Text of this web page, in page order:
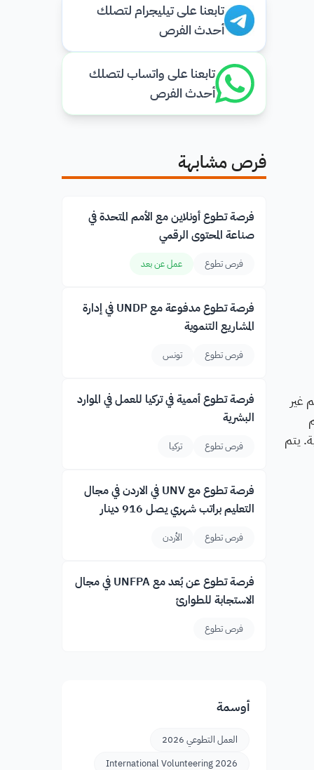
غير
يتم
تابعنا على تيليجرام لتصلك
أحدث الفرص
تابعنا على واتساب لتصلك
أحدث الفرص
فرص مشابهة
فرصة تطوع أونلاين مع الأمم المتحدة في
صناعة المحتوى الرقمي
فرص تطوع عمل عن بعد
فرصة تطوع مدفوعة مع UNDP في إدارة
المشاريع التنموية
فرص تطوع تونس
فرصة تطوع أممية في تركيا للعمل في الموارد
البشرية
فرص تطوع تركيا
فرصة تطوع مع UNV في الاردن في مجال
التعليم براتب شهري يصل 916 دينار
فرص تطوع الأردن
فرصة تطوع عن بُعد مع UNFPA في مجال
الاستجابة للطوارئ
فرص تطوع
أوسمة
العمل التطوعي 2026
International Volunteering 2026